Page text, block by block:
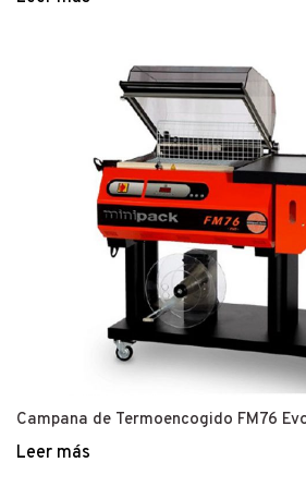
Campana de Termoencogido FM76
Leer más